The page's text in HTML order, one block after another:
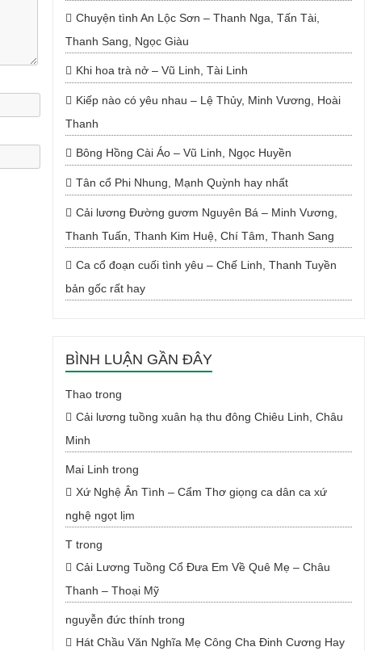
Chuyện tình An Lộc Sơn – Thanh Nga, Tấn Tài,
Thanh Sang, Ngọc Giàu
Khi hoa trà nở – Vũ Linh, Tài Linh
Kiếp nào có yêu nhau – Lệ Thủy, Minh Vương, Hoài
Thanh
Bông Hồng Cài Áo – Vũ Linh, Ngọc Huyền
Tân cổ Phi Nhung, Mạnh Quỳnh hay nhất
Cải lương Đường gươm Nguyên Bá – Minh Vương,
Thanh Tuấn, Thanh Kim Huệ, Chí Tâm, Thanh Sang
Ca cổ đoạn cuối tình yêu – Chế Linh, Thanh Tuyền
bản gốc rất hay
BÌNH LUẬN GẦN ĐÂY
Thaotrong
Cải lương tuồng xuân hạ thu đông Chiêu Linh, Châu
Minh
Mai Linh trong
Xứ Nghệ Ân Tình – Cẩm Thơ giọng ca dân ca xứ
nghệ ngọt lịm
Ttrong
Cải Lương Tuồng Cổ Đưa Em Về Quê Mẹ – Châu
Thanh – Thoại Mỹ
nguyễn đức thính trong
Hát Chầu Văn Nghĩa Mẹ Công Cha Đinh Cương Hay